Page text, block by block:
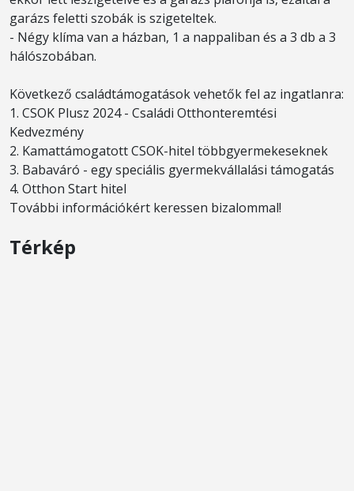
garázs feletti szobák is szigeteltek.
- Négy klíma van a házban, 1 a nappaliban és a 3 db a 3
hálószobában.
Következő családtámogatások vehetők fel az ingatlanra:
1. CSOK Plusz 2024 - Családi Otthonteremtési
Kedvezmény
2. Kamattámogatott CSOK-hitel többgyermekeseknek
3. Babaváró - egy speciális gyermekvállalási támogatás
4. Otthon Start hitel
További információkért keressen bizalommal!
Térkép